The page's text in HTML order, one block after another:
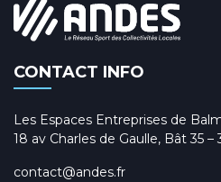
CONTACT INFO
Les Espaces Entreprises de
18 av Charles de Gaulle, Bât 35 –
contact@andes.fr